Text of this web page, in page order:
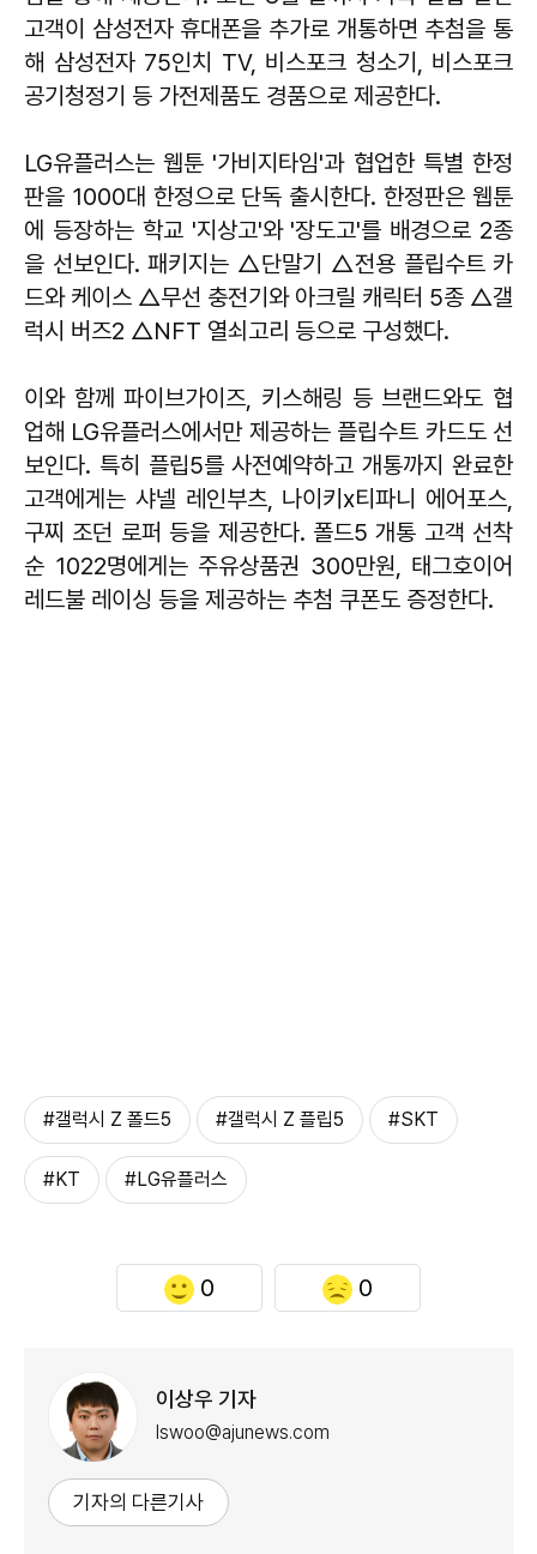
고객이 삼성전자 휴대폰을 추가로 개통하면 추첨을 통
해 삼성전자 75인치 TV, 비스포크 청소기, 비스포크
공기청정기 등 가전제품도 경품으로 제공한다.
LG유플러스는 웹툰 '가비지타임'과 협업한 특별 한정
판을 1000대 한정으로 단독 출시한다. 한정판은 웹툰
에 등장하는 학교 '지상고'와 '장도고'를 배경으로 2종
을 선보인다. 패키지는 △단말기 △전용 플립수트 카
드와 케이스 △무선 충전기와 아크릴 캐릭터 5종 △갤
럭시 버즈2 △NFT 열쇠고리 등으로 구성했다.
이와 함께 파이브가이즈, 키스해링 등 브랜드와도 협
업해 LG유플러스에서만 제공하는 플립수트 카드도 선
보인다. 특히 플립5를 사전예약하고 개통까지 완료한
고객에게는 샤넬 레인부츠, 나이키x티파니 에어포스,
구찌 조던 로퍼 등을 제공한다. 폴드5 개통 고객 선착
순 1022명에게는 주유상품권 300만원, 태그호이어
레드불 레이싱 등을 제공하는 추첨 쿠폰도 증정한다.
#갤럭시 Z 폴드5 #갤럭시 Z 플립5 #SKT
#KT #LG유플러스
0 0
이상우 기자
lswoo@ajunews.com
기자의 다른기사